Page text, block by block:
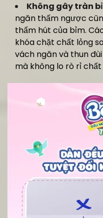
Không gây tràn
ngăn thấm ngược
thấm hút của bỉm.
khóa chặt chất lỏng
vách ngăn và thun
mà không lo rò rỉ chất